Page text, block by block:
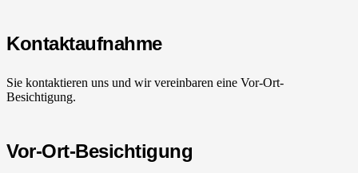
Kontaktaufnahme
Sie kontaktieren uns und wir vereinbaren eine Vor-Ort-
Besichtigung.
Vor-Ort-Besichtigung